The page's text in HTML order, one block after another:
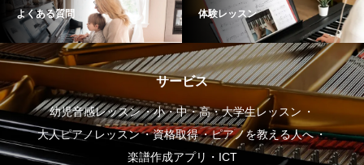
よくある質問 体験レッスン
サービス
幼児音感レッスン
小・中・高・大学生レッスン
大人ピアノレッスン
資格取得
ピアノを教える人へ
楽譜作成アプリ・ICT